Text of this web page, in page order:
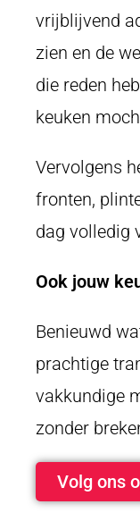
vrijblijvend
zien en de
die reden
keuken
Vervolgens
fronten,
dag volledig
Ook jouw
Benieuwd
prachtige
vakkundige
zonder
Volg ons